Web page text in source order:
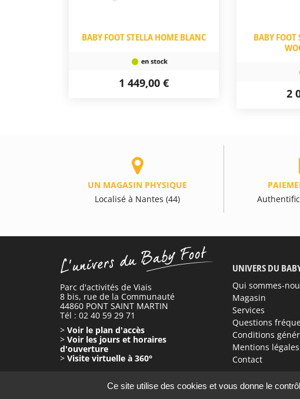
BABY FOOT STELLA HOME BLANC
1 449,00 €
BABY FOOT
2
UN MAGASIN PHYSIQUE
Localisé à Nantes (44)
Parc d'activités de Viais
8 bis, rue de la Communauté
44860 PONT SAINT MARTIN
Tél : 02 40 59 29 71
> Voir le plan d'accès
> Voir les jours et horaires
d'ouverture
> Visite virtuelle à 360°
UNIVERS DU
Qui sommes-
Magasin
Services
Questions
Conditions
Mentions légales
Contact
Ce site utilise des cookies et vous donne le